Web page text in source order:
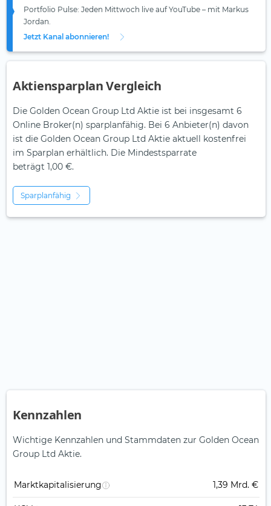
Portfolio Pulse: Jeden Mittwoch live auf YouTube – mit Markus
Jordan.
Jetzt Kanal abonnieren!
Aktiensparplan Vergleich
Die Golden Ocean Group Ltd Aktie ist bei insgesamt 6
Online Broker(n) sparplanfähig. Bei 6 Anbieter(n) davon
ist die Golden Ocean Group Ltd Aktie aktuell kostenfrei
im Sparplan erhältlich. Die Mindestsparrate
beträgt 1,00 €.
Sparplanfähig
Kennzahlen
Wichtige Kennzahlen und Stammdaten zur Golden Ocean
Group Ltd Aktie.
Marktkapitalisierung 1,39 Mrd. €